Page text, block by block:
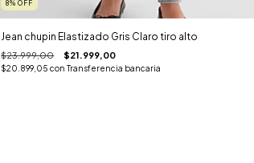
8%OFF
Jean chupin Elastizado Gris Claro tiro alto
$23.999,00 $21.999,00
$20.899,05con Transferencia bancaria